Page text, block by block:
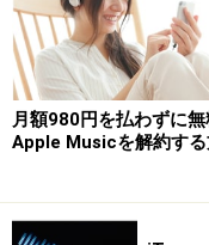
成にかかる時間はデ
裕があるときにやっ
［今すぐバックアッ
すぐ下の［最新のバ
月額980円を払わずに
Apple Musicを解約す